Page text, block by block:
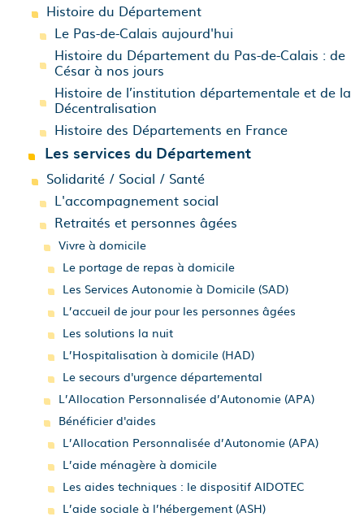
Histoire du Département
Le Pas-de-Calais aujourd'hui
Histoire du Département du Pas-de-Calais : de
César à nos jours
Histoire de l’institution départementale et de la
Décentralisation
Histoire des Départements en France
Les services du Département
Solidarité / Social / Santé
L'accompagnement social
Retraités et personnes âgées
Vivre à domicile
Le portage de repas à domicile
Les Services Autonomie à Domicile (SAD)
L’accueil de jour pour les personnes âgées
Les solutions la nuit
L’Hospitalisation à domicile (HAD)
Le secours d'urgence départemental
L’Allocation Personnalisée d’Autonomie (APA)
Bénéficier d'aides
L’Allocation Personnalisée d’Autonomie (APA)
L’aide ménagère à domicile
Les aides techniques : le dispositif AIDOTEC
L’aide sociale à l’hébergement (ASH)